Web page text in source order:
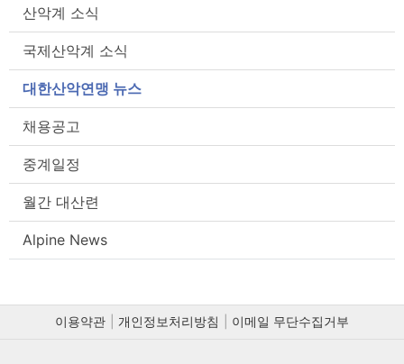
산악계 소식
국제산악계 소식
대한산악연맹 뉴스
채용공고
중계일정
월간 대산련
Alpine News
이용약관 개인정보처리방침 이메일 무단수집거부